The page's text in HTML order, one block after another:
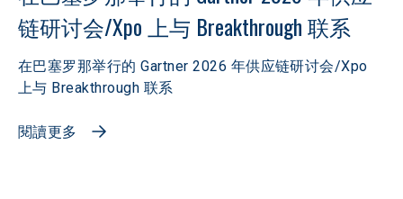
链研讨会/Xpo 上与 Breakthrough 联系
在巴塞罗那举行的 Gartner 2026 年供应链研讨会/Xpo
上与 Breakthrough 联系
閱讀更多